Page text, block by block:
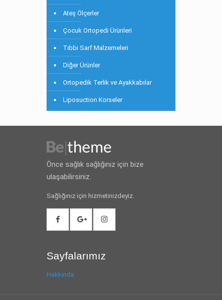
Ateş Ölçerler
Çocuk Ortopedi Ürünleri
Tıbbi Sarf Malzemeleri
Diğer Ürünler
Ortopedik Terlik ve Ayakkabılar
Liposuction Korseler
Önce sağlık sağlığınız için bize
ulaşabilirsiniz.
Sağlığınız için hizmetinizdeyiz.
Sayfalarımız
Hakkında